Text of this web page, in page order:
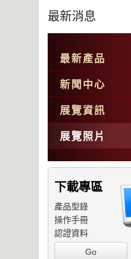
最新消息
最新產品
新聞中心
展覽資訊
展覽照片
下載專區
產品型錄
操作手冊
認證資料
Go